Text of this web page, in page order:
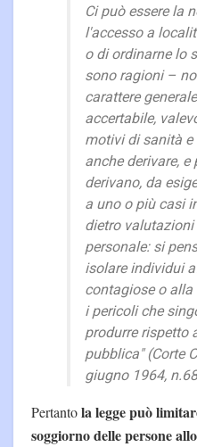
Ci può essere la
l'accesso a
o di ordinarne lo
sono ragioni –
carattere
accertabile,
motivi di sanità
anche derivare,
derivano, da
a uno o più casi
dietro
personale: si
isolare individui
contagiose o
i pericoli che
produrre rispetto
pubblica" (Corte
giugno 1964,
Pertantola legge può
soggiorno delle persone